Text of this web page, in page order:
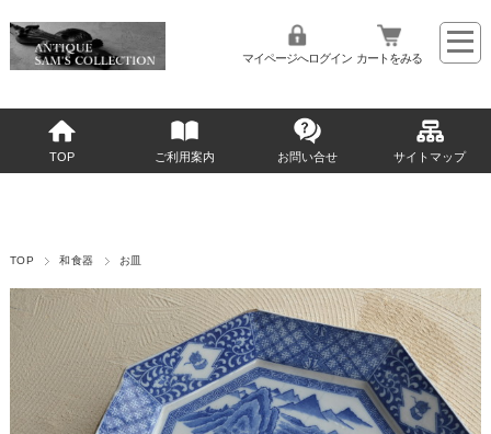
マイページへログイン カートをみる
TOP ご利用案内 お問い合せ サイトマップ
TOP 和食器 お皿